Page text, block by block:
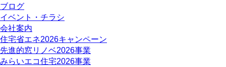
ブログ
イベント・チラシ
会社案内
住宅省エネ2026キャンペーン
先進的窓リノベ2026事業
みらいエコ住宅2026事業